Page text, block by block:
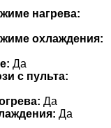
нагрева:
охлаждения:
Да
с пульта:
Да
Да